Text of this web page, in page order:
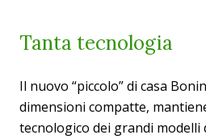
Tanta tecnologia
Il nuovo “piccolo” di casa
dimensioni compatte,
tecnologico dei grandi modelli